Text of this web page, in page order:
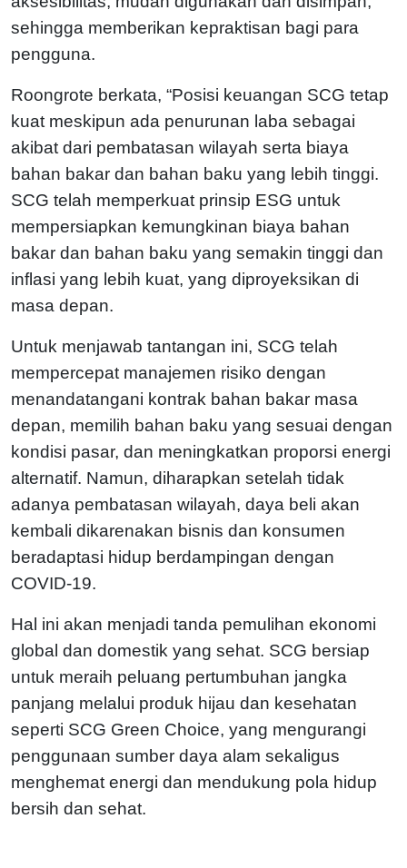
sehingga memberikan kepraktisan bagi para
pengguna.
Roongrote berkata, “Posisi keuangan SCG tetap
kuat meskipun ada penurunan laba sebagai
akibat dari pembatasan wilayah serta biaya
bahan bakar dan bahan baku yang lebih tinggi.
SCG telah memperkuat prinsip ESG untuk
mempersiapkan kemungkinan biaya bahan
bakar dan bahan baku yang semakin tinggi dan
inflasi yang lebih kuat, yang diproyeksikan di
masa depan.
Untuk menjawab tantangan ini, SCG telah
mempercepat manajemen risiko dengan
menandatangani kontrak bahan bakar masa
depan, memilih bahan baku yang sesuai dengan
kondisi pasar, dan meningkatkan proporsi energi
alternatif. Namun, diharapkan setelah tidak
adanya pembatasan wilayah, daya beli akan
kembali dikarenakan bisnis dan konsumen
beradaptasi hidup berdampingan dengan
COVID-19.
Hal ini akan menjadi tanda pemulihan ekonomi
global dan domestik yang sehat. SCG bersiap
untuk meraih peluang pertumbuhan jangka
panjang melalui produk hijau dan kesehatan
seperti SCG Green Choice, yang mengurangi
penggunaan sumber daya alam sekaligus
menghemat energi dan mendukung pola hidup
bersih dan sehat.